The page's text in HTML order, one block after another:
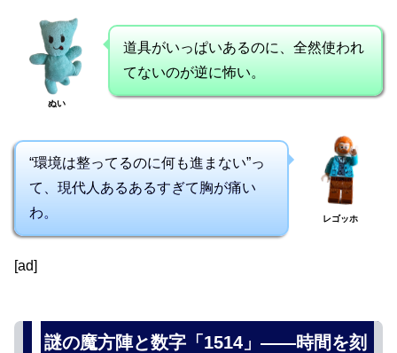
ぬい
道具がいっぱいあるのに、全然使われ
てないのが逆に怖い。
“環境は整ってるのに何も進まない”っ
て、現代人あるあるすぎて胸が痛い
わ。
レゴッホ
[ad]
謎の魔方陣と数字「1514」――時間を刻